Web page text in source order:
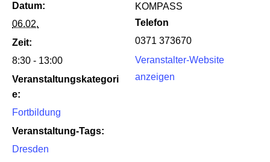
Datum:
06.02.
Zeit:
8:30 - 13:00
Veranstaltungskategori
e:
Fortbildung
Veranstaltung-Tags:
Dresden
KOM­PASS
Telefon
0371 373670
Veranstalter-Website
anzeigen